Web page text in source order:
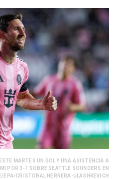
MARTES UN GOL Y UNA ASISTENCIA A
POR 3-1 SOBRE SEATTLE SOUNDERS EN
EPA/CRISTOBAL HERRERA-ULASHKEVICH